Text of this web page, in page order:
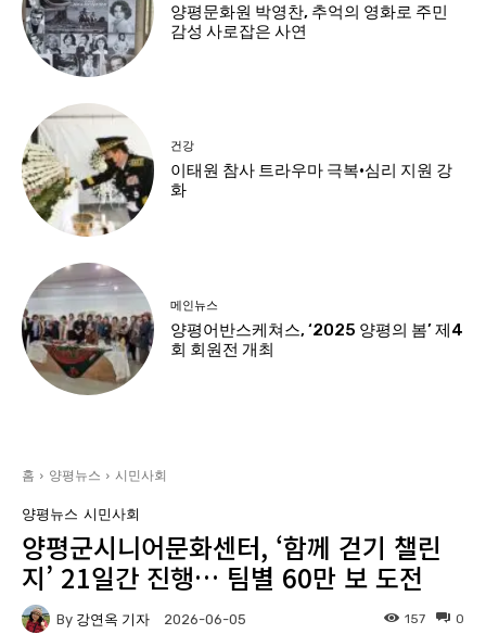
양평문화원 박영찬, 추억의 영화로 주민
감성 사로잡은 사연
건강
이태원 참사 트라우마 극복·심리 지원 강
화
메인뉴스
양평어반스케쳐스, ‘2025 양평의 봄’ 제4
회 회원전 개최